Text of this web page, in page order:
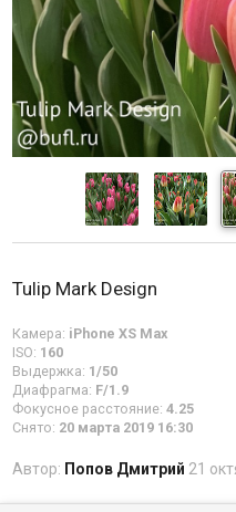
Tulip Mark Design
Камера: iPhone XS Max
ISO: 160
Выдержка: 1/50
Диафрагма: F/1.9
Фокусное расстояние: 4.25
Снято: 20 марта 2019 16:30
Автор: Попов Дмитрий 21